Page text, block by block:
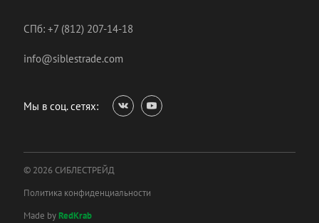
СПб: +7 (812) 207-14-18
info@siblestrade.com
Мы в соц. сетях:
© 2026 СИБЛЕСТРЕЙД
Политика конфиденциальности
Made byRedKrab